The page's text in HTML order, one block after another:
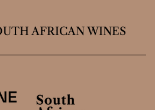
AFRICAN WINES